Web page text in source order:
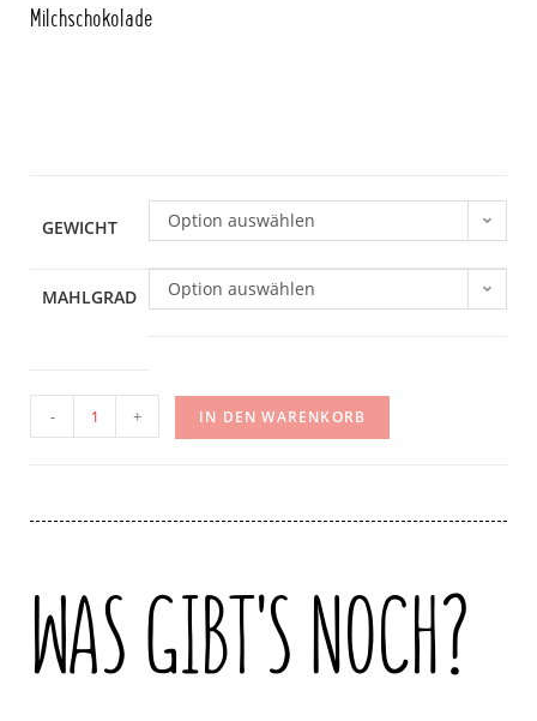
Milchschokolade
GEWICHT Option auswählen
MAHLGRAD Option auswählen
- + IN DEN WARENKORB
WAS GIBT'S NOCH?